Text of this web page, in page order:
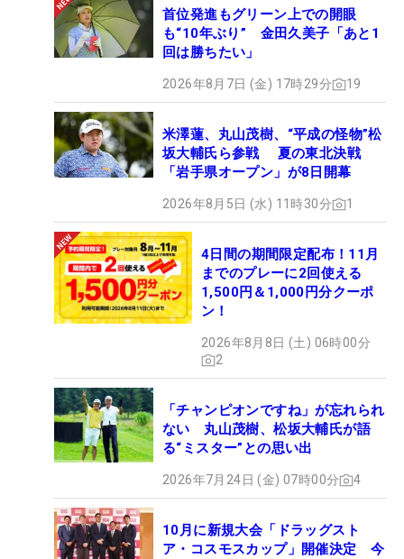
首位発進もグリーン上での開眼
も“10年ぶり” 金田久美子「あと1
回は勝ちたい」
2026年8月7日 (金) 17時29分 19
米澤蓮、丸山茂樹、“平成の怪物”松
坂大輔氏ら参戦 夏の東北決戦
「岩手県オープン」が8日開幕
2026年8月5日 (水) 11時30分 1
4日間の期間限定配布！11月
までのプレーに2回使える
1,500円＆1,000円分クーポ
ン！
2026年8月8日 (土) 06時00分
2
「チャンピオンですね」が忘れられ
ない 丸山茂樹、松坂大輔氏が語
る“ミスター”との思い出
2026年7月24日 (金) 07時00分 4
10月に新規大会「ドラッグスト
ア・コスモスカップ」開催決定 今